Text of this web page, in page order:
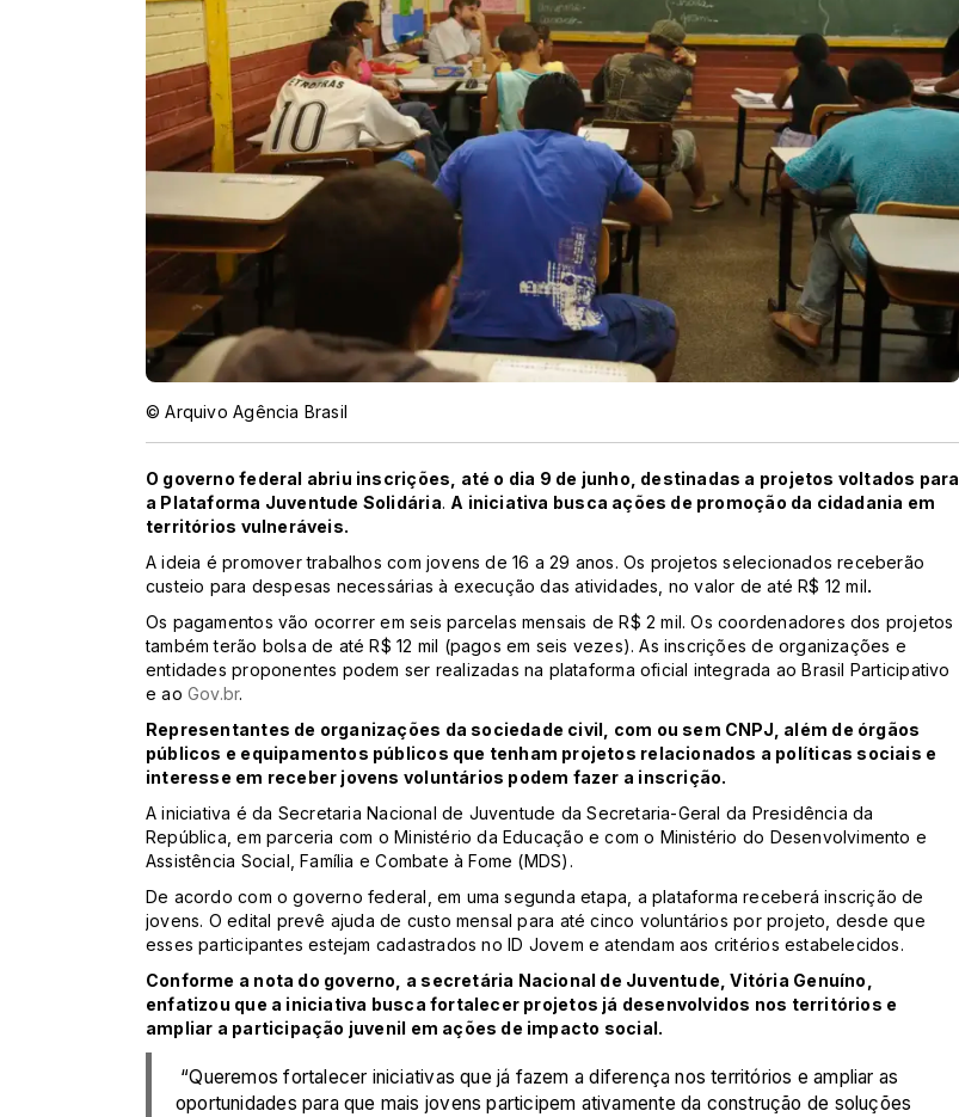
© Arquivo Agência Brasil
O governo federal abriu inscrições, até o dia 9 de junho, destinadas a projetos voltados para
a Plataforma Juventude Solidária. A iniciativa busca ações de promoção da cidadania em
territórios vulneráveis.
A ideia é promover trabalhos com jovens de 16 a 29 anos. Os projetos selecionados receberão
custeio para despesas necessárias à execução das atividades, no valor de até R$ 12 mil.
Os pagamentos vão ocorrer em seis parcelas mensais de R$ 2 mil. Os coordenadores dos projetos
também terão bolsa de até R$ 12 mil (pagos em seis vezes). As inscrições de organizações e
entidades proponentes podem ser realizadas na plataforma oficial integrada ao Brasil Participativo
e aoGov.br.
Representantes de organizações da sociedade civil, com ou sem CNPJ, além de órgãos
públicos e equipamentos públicos que tenham projetos relacionados a políticas sociais e
interesse em receber jovens voluntários podem fazer a inscrição.
A iniciativa é da Secretaria Nacional de Juventude da Secretaria-Geral da Presidência da
República, em parceria com o Ministério da Educação e com o Ministério do Desenvolvimento e
Assistência Social, Família e Combate à Fome (MDS).
De acordo com o governo federal, em uma segunda etapa, a plataforma receberá inscrição de
jovens. O edital prevê ajuda de custo mensal para até cinco voluntários por projeto, desde que
esses participantes estejam cadastrados no ID Jovem e atendam aos critérios estabelecidos.
Conforme a nota do governo, a secretária Nacional de Juventude, Vitória Genuíno,
enfatizou que a iniciativa busca fortalecer projetos já desenvolvidos nos territórios e
ampliar a participação juvenil em ações de impacto social.
“Queremos fortalecer iniciativas que já fazem a diferença nos territórios e ampliar as
oportunidades para que mais jovens participem ativamente da construção de soluções